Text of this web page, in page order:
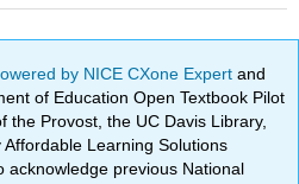
by NICE CXone Expertand
of Education Open Textbook Pilot
the Provost, the UC Davis Library,
Learning Solutions
acknowledge previous National